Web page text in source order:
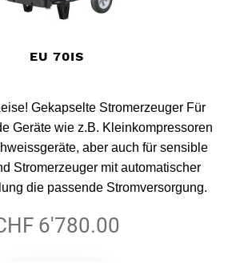
EU 70IS
Gekapselte Stromerzeuger Für
Geräte wie z.B. Kleinkompressoren
aber auch für sensible
Stromerzeuger mit automatischer
die passende Stromversorgung.
6'780.00